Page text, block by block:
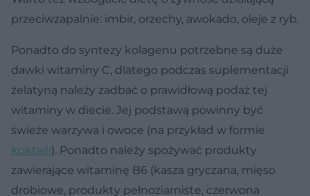
przeciwzapalnie: imbir, orzechy, awokado, oleje z ryb.
Ponadto do syntezy kolagenu potrzebne są duże
dawki witaminy C, dlatego podczas suplementacji
żelatyną należy zadbać o prawidłową podaż tej
witaminy w diecie. Jej podstawą powinny być
świeże warzywa i owoce (na przykład w formie
koktajli). Ponadto należy spożywać produkty
zawierające witaminę B6 (kasza gryczana, mięso
drobiowe, produkty pełnoziarniste, czerwona